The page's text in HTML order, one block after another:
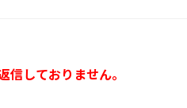
信しておりません。